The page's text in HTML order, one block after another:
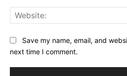
Save my name, email, and
next time I comment.